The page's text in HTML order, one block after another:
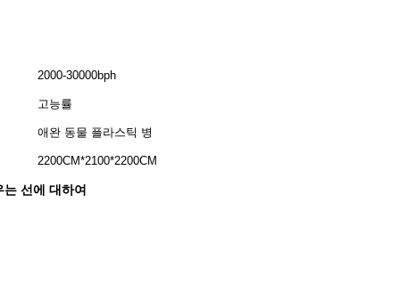
2000-30000bph
고능률
애완 동물 플라스틱 병
2200CM*2100*2200CM
선에 대하여